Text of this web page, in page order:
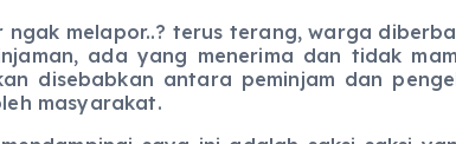
ngak melapor..? terus terang, warga
ada yang menerima dan tidak
disebabkan antara peminjam dan
masyarakat.